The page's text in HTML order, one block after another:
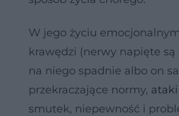
W jego życiu
krawędzi (nerwy napięte
na niego spadnie albo on
przekraczające normy,
smutek, niepewność i